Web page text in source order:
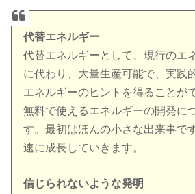
代替エネルギー
代替エネルギーとして、現行のエ
に代わり、大量生産可能で、実践
エネルギーのヒントを得ることが
無料で使えるエネルギーの開発に
す。最初はほんの小さな出来事で
速に成長していきます。
信じられないような発明